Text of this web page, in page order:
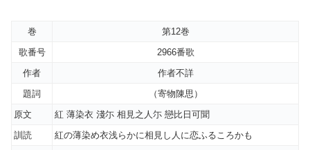
巻
第12巻
歌番号
2966番歌
作者
作者不詳
題詞
（寄物陳思）
原文
紅 薄染衣 淺尓 相見之人尓 戀比日可聞
訓読
紅の薄染め衣浅らかに相見し人に恋ふるころかも